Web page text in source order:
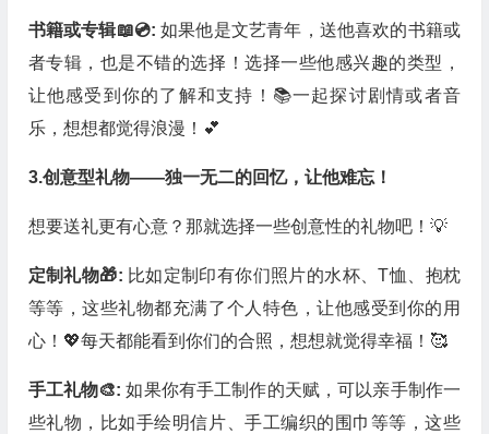
书籍或专辑📖💿:如果他是文艺青年，送他喜欢的书籍或
者专辑，也是不错的选择！选择一些他感兴趣的类型，
让他感受到你的了解和支持！📚一起探讨剧情或者音
乐，想想都觉得浪漫！💕
3.创意型礼物——独一无二的回忆，让他难忘！
想要送礼更有心意？那就选择一些创意性的礼物吧！💡
定制礼物🎁: 比如定制印有你们照片的水杯、T恤、抱枕
等等，这些礼物都充满了个人特色，让他感受到你的用
心！💖每天都能看到你们的合照，想想就觉得幸福！🥰
手工礼物🎨:如果你有手工制作的天赋，可以亲手制作一
些礼物，比如手绘明信片、手工编织的围巾等等，这些